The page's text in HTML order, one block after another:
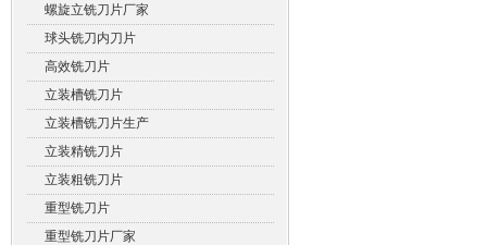
螺旋立铣刀片厂家
球头铣刀内刀片
高效铣刀片
立装槽铣刀片
立装槽铣刀片生产
立装精铣刀片
立装粗铣刀片
重型铣刀片
重型铣刀片厂家